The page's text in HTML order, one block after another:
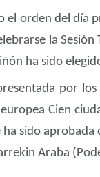
orden del día
la
ha sido
por los
Cien
sido
Araba